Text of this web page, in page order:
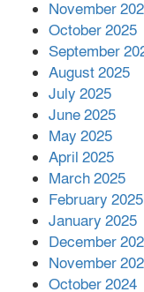
November
October 2025
September
August 2025
July 2025
June 2025
May 2025
April 2025
March 2025
February 2025
January 2025
December
November
October 2024